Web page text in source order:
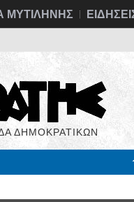
ΜΥΤΙΛΗΝΗΣ
ΔΗΜΟΚΡΑΤΙΚΩΝ